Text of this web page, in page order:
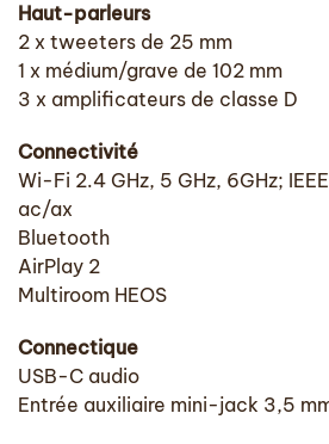
Haut-parleurs
2 x tweeters de 25 mm
1 x médium/grave de 102 mm
3 x amplificateurs de classe D
Connectivité
Wi-Fi 2.4 GHz, 5 GHz, 6GHz;
ac/ax
Bluetooth
AirPlay 2
Multiroom HEOS
Connectique
USB-C audio
Entrée auxiliaire mini-jack 3,5